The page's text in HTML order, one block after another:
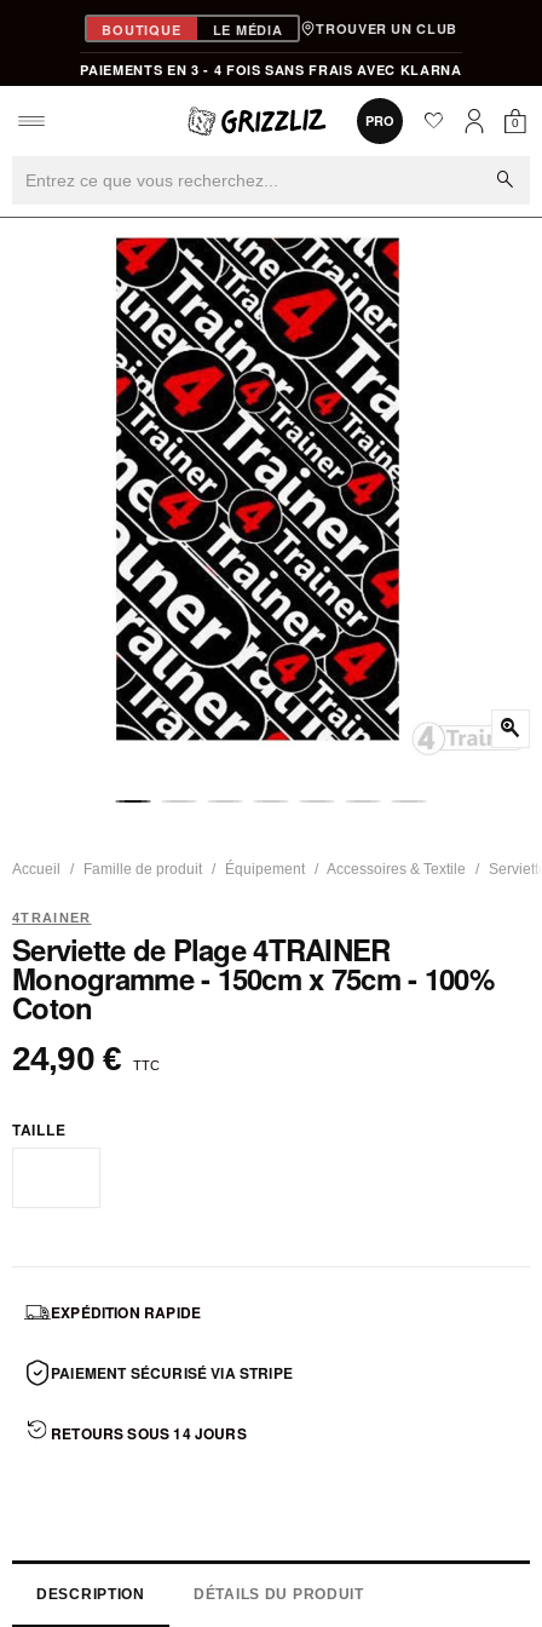
BOUTIQUE LE MÉDIA TROUVER UN CLUB
PAIEMENTS EN 3 - 4 FOIS SANS FRAIS AVEC KLARNA
PRO favorite0
0
search
zoom_in
Accueil Famille de produit Équipement Accessoires & Textile
4TRAINER
Serviette de Plage 4TRAINER
Monogramme - 150cm x 75cm - 100%
Coton
24,90 € TTC
TAILLE
EXPÉDITION RAPIDE
PAIEMENT SÉCURISÉ VIA STRIPE
RETOURS SOUS 14 JOURS
DESCRIPTION DÉTAILS DU PRODUIT